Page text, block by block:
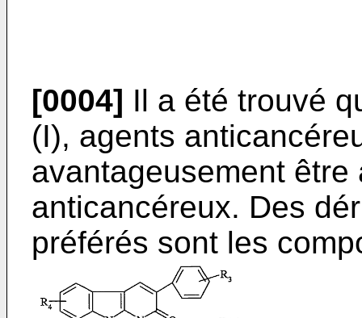
[0004] Il a été trouvé
(I), agents
avantageusement
anticancéreux. Des
préférés sont les